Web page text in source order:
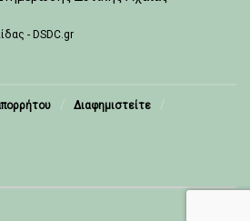
- DSDC.gr
Διαφημιστείτε